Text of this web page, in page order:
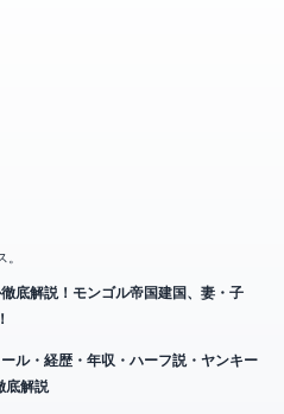
底解説！モンゴル帝国建国、妻・子
ル・経歴・年収・ハーフ説・ヤンキー
底解説